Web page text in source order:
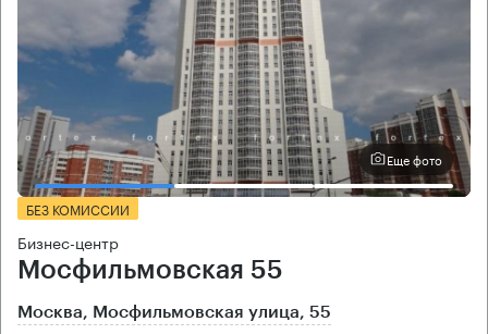
Еще фото
БЕЗ КОМИССИИ
Бизнес-центр
Мосфильмовская 55
Москва, Мосфильмовская улица, 55